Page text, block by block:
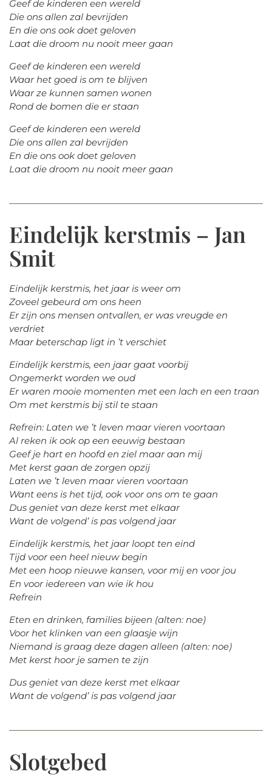
Geef de kinderen een wereld
Die ons allen zal bevrijden
En die ons ook doet geloven
Laat die droom nu nooit meer gaan
Geef de kinderen een wereld
Waar het goed is om te blijven
Waar ze kunnen samen wonen
Rond de bomen die er staan
Geef de kinderen een wereld
Die ons allen zal bevrijden
En die ons ook doet geloven
Laat die droom nu nooit meer gaan
Eindelijk kerstmis – Jan
Smit
Eindelijk kerstmis, het jaar is weer om
Zoveel gebeurd om ons heen
Er zijn ons mensen ontvallen, er was vreugde en
verdriet
Maar beterschap ligt in ’t verschiet
Eindelijk kerstmis, een jaar gaat voorbij
Ongemerkt worden we oud
Er waren mooie momenten met een lach en een traan
Om met kerstmis bij stil te staan
Refrein: Laten we ’t leven maar vieren voortaan
Al reken ik ook op een eeuwig bestaan
Geef je hart en hoofd en ziel maar aan mij
Met kerst gaan de zorgen opzij
Laten we ’t leven maar vieren voortaan
Want eens is het tijd, ook voor ons om te gaan
Dus geniet van deze kerst met elkaar
Want de volgend’ is pas volgend jaar
Eindelijk kerstmis, het jaar loopt ten eind
Tijd voor een heel nieuw begin
Met een hoop nieuwe kansen, voor mij en voor jou
En voor iedereen van wie ik hou
Refrein
Eten en drinken, families bijeen (alten: noe)
Voor het klinken van een glaasje wijn
Niemand is graag deze dagen alleen (alten: noe)
Met kerst hoor je samen te zijn
Dus geniet van deze kerst met elkaar
Want de volgend’ is pas volgend jaar
Slotgebed